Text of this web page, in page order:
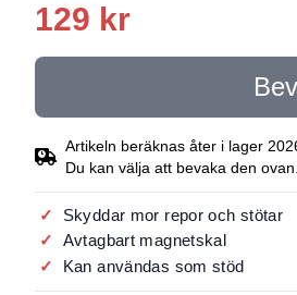
129 kr
Artikeln beräknas åter i lager
Du kan välja att bevaka den ovan.
Skyddar mor repor och stötar
Avtagbart magnetskal
Kan användas som stöd